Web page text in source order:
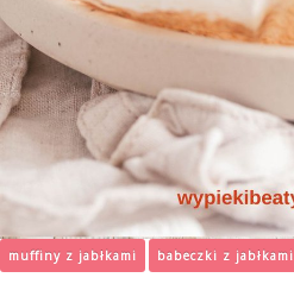
muffiny z jabłkami babeczki z jabłkami